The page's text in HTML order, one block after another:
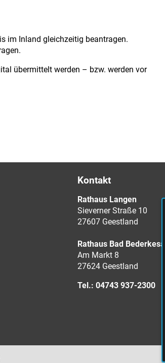
im Inland gleichzeitig beantragen.
übermittelt werden – bzw. werden vor
Kontakt
Rathaus Langen
Sieverner Straße 10
27607 Geestland
Rathaus Bad Bederkesa
Am Markt 8
27624 Geestland
Tel.: 04743 937-2300